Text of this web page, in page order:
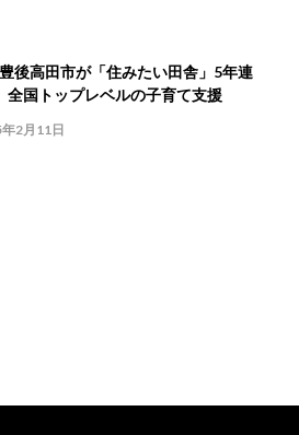
後高田市が「住みたい田舎」5年連
国トップレベルの子育て支援
2月11日